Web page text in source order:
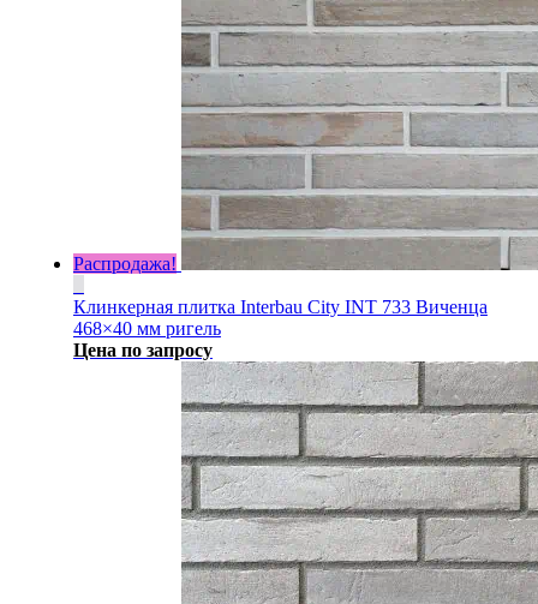
Распродажа!
Клинкерная плитка Interbau City INT 733 Виченца
468×40 мм ригель
Цена по запросу